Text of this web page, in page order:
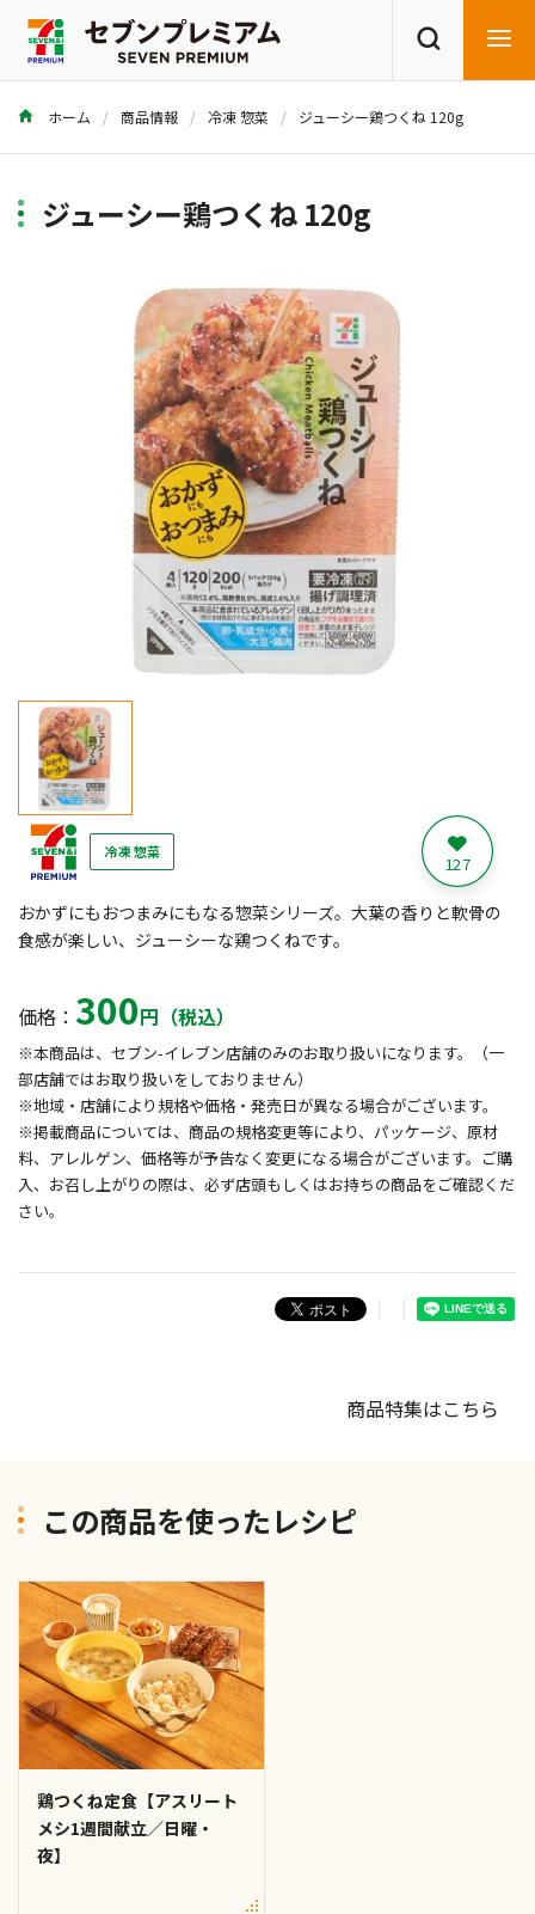
商品を探す レシピを探す
ホーム 商品情報 冷凍 惣菜 ジューシー鶏つくね 120g
ジューシー鶏つくね 120g
冷凍 惣菜 127
おかずにもおつまみにもなる惣菜シリーズ。大葉の香りと軟骨の
食感が楽しい、ジューシーな鶏つくねです。
価格： 300円（税込）
※本商品は、セブン-イレブン店舗のみのお取り扱いになります。（一
部店舗ではお取り扱いをしておりません）
※地域・店舗により規格や価格・発売日が異なる場合がございます。
※掲載商品については、商品の規格変更等により、パッケージ、原材
料、アレルゲン、価格等が予告なく変更になる場合がございます。ご購
入、お召し上がりの際は、必ず店頭もしくはお持ちの商品をご確認くだ
さい。
商品特集はこちら
この商品を使ったレシピ
鶏つくね定食【アスリート
メシ1週間献立／日曜・
夜】